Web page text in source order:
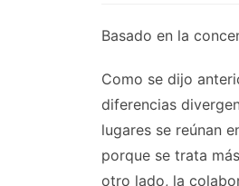
Basado en la
Como se dijo
diferencias
lugares se reúnan
porque se trata
otro lado, la